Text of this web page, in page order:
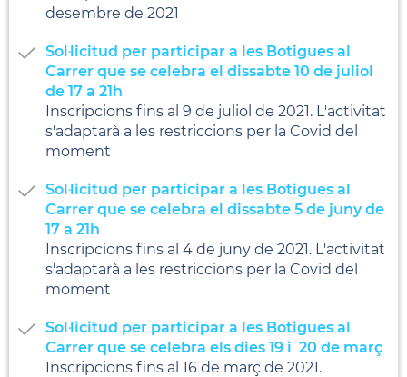
desembre de 2021
Sol·licitud per participar a les Botigues al
Carrer que se celebra el dissabte 10 de juliol
de 17 a 21h
Inscripcions fins al 9 de juliol de 2021. L'activitat
s'adaptarà a les restriccions per la Covid del
moment
Sol·licitud per participar a les Botigues al
Carrer que se celebra el dissabte 5 de juny de
17 a 21h
Inscripcions fins al 4 de juny de 2021. L'activitat
s'adaptarà a les restriccions per la Covid del
moment
Sol·licitud per participar a les Botigues al
Carrer que se celebra els dies 19 i 20 de març
Inscripcions fins al 16 de març de 2021.